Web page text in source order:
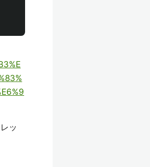
ッ